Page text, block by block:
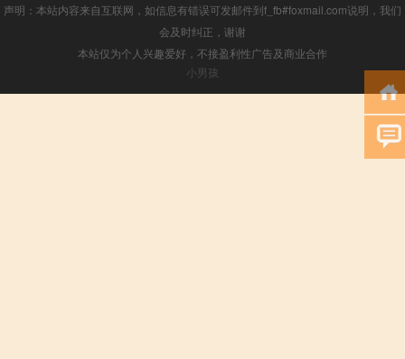
声明：本站内容来自互联网，如信息有错误可发邮件到f_fb#foxmail.com说明，我们
会及时纠正，谢谢
本站仅为个人兴趣爱好，不接盈利性广告及商业合作
小男孩